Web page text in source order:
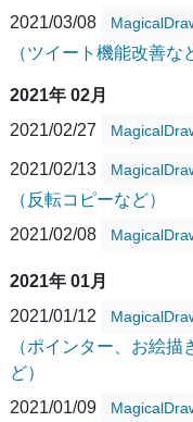
2021/03/08
（ツイート機能改善な
2021年 02月
2021/02/27
2021/02/13
（反転コピーなど）
2021/02/08
2021年 01月
2021/01/12
（ポインター、お絵
ど）
2021/01/09